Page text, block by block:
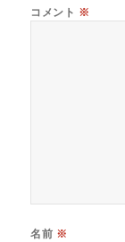
コメント ※
名前 ※